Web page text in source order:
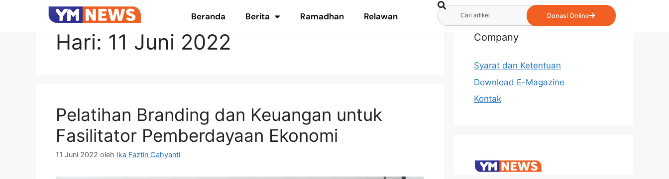
Beranda Berita Ramadhan Relawan Donasi Online
Hari:11 Juni 2022
Pelatihan Branding dan Keuangan untuk
Fasilitator Pemberdayaan Ekonomi
11 Juni 2022 oleh Ika Faztin Cahyanti
Company
Syarat dan Ketentuan
Download E-Magazine
Kontak